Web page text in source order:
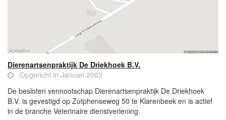
Dierenartsenpraktijk De Driekhoek B.V.
Opgericht in Januari 2003
De besloten vennootschap Dierenartsenpraktijk De Driekhoek
B.V. is gevestigd op Zutphenseweg 50 te Klarenbeek en is actief
in de branche Veterinaire dienstverlening.